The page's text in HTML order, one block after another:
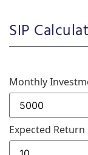
SIP
Monthly
Expected